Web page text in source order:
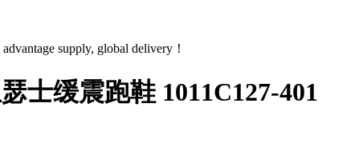
supply, global delivery！
士缓震跑鞋 1011C127-401